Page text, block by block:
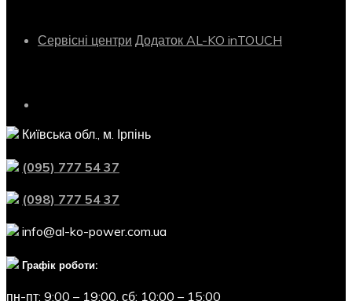
Сервісні центри Додаток AL-KO inTOUCH
Київська обл., м. Ірпінь
(095) 777 54 37
(098) 777 54 37
info@al-ko-power.com.ua
Графік роботи:
пн-пт: 9:00 – 19:00, сб: 10:00 – 15:00